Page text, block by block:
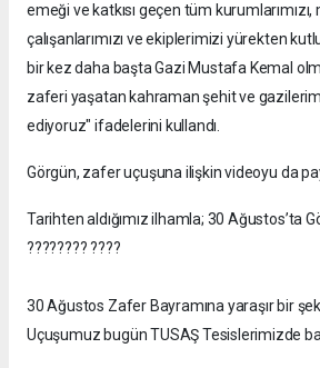
emeği ve katkısı geçen tüm
çalışanlarımızı ve ekiplerimizi yürekten
bir kez daha başta Gazi Mustafa Kemal
zaferi yaşatan kahraman şehit ve
ediyoruz" ifadelerini kullandı.
Görgün, zafer uçuşuna ilişkin videoyu da
Tarihten aldığımız ilhamla; 30 Ağustos’ta
???????? ????
30 Ağustos Zafer Bayramına yaraşır bir
Uçuşumuz bugün TUSAŞ Tesislerimizde